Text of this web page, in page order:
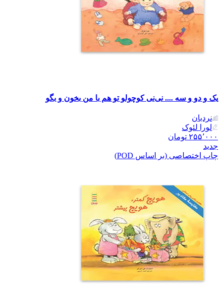
یک و دو و سه .... نی‌نی کوچولو تو هم با من بخون و بگو
نردبان
لورا لئوک
۲۵۵٬۰۰۰ تومان
جدید
چاپ اختصاصی (بر اساس POD)